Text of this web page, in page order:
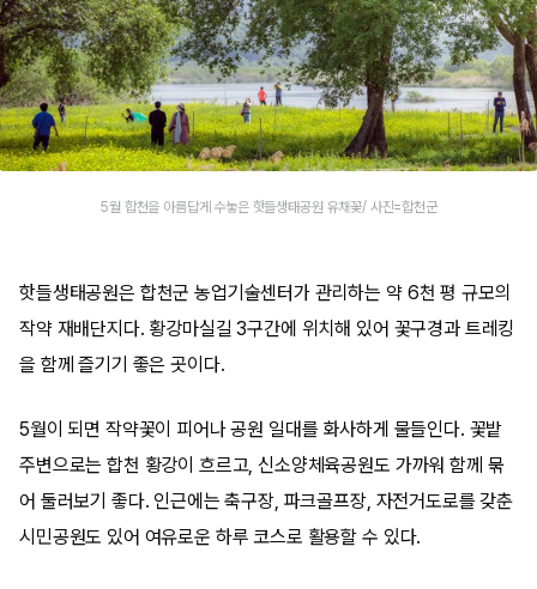
5월 합천을 아름답게 수놓은 핫들생태공원 유채꽃/ 사진=합천군
핫들생태공원은 합천군 농업기술센터가 관리하는 약 6천 평 규모의
작약 재배단지다. 황강마실길 3구간에 위치해 있어 꽃구경과 트레킹
을 함께 즐기기 좋은 곳이다.
5월이 되면 작약꽃이 피어나 공원 일대를 화사하게 물들인다. 꽃밭
주변으로는 합천 황강이 흐르고, 신소양체육공원도 가까워 함께 묶
어 둘러보기 좋다. 인근에는 축구장, 파크골프장, 자전거도로를 갖춘
시민공원도 있어 여유로운 하루 코스로 활용할 수 있다.